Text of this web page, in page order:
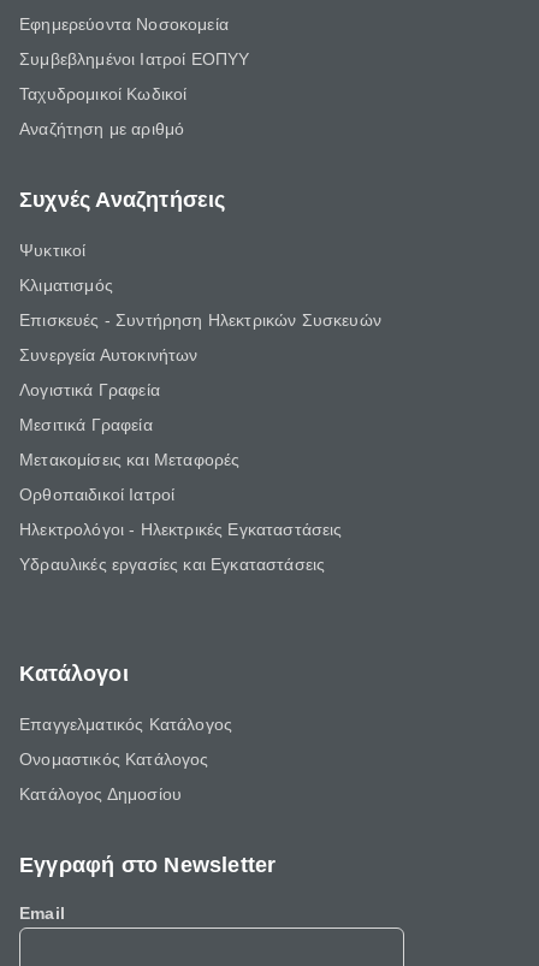
Εφημερεύοντα Νοσοκομεία
Συμβεβλημένοι Ιατροί ΕΟΠΥΥ
Ταχυδρομικοί Κωδικοί
Αναζήτηση με αριθμό
Συχνές Αναζητήσεις
Ψυκτικοί
Κλιματισμός
Επισκευές - Συντήρηση Ηλεκτρικών Συσκευών
Συνεργεία Αυτοκινήτων
Λογιστικά Γραφεία
Μεσιτικά Γραφεία
Μετακομίσεις και Μεταφορές
Ορθοπαιδικοί Ιατροί
Ηλεκτρολόγοι - Ηλεκτρικές Εγκαταστάσεις
Υδραυλικές εργασίες και Εγκαταστάσεις
Κατάλογοι
Επαγγελματικός Κατάλογος
Ονομαστικός Κατάλογος
Κατάλογος Δημοσίου
Εγγραφή στο Newsletter
Email